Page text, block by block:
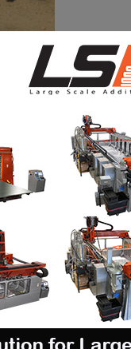
pas dans
dans la
parasites. Il se
l’humain. De
du
Les